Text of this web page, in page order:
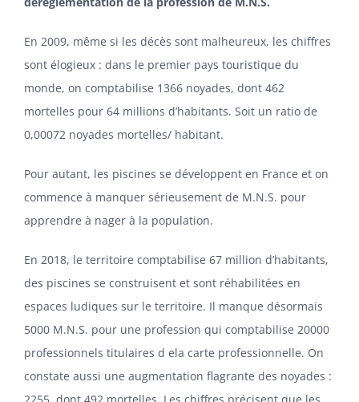
En 2009, même si les décès sont malheureux, les chiffres
sont élogieux : dans le premier pays touristique du
monde, on comptabilise 1366 noyades, dont 462
mortelles pour 64 millions d’habitants. Soit un ratio de
0,00072 noyades mortelles/ habitant.
Pour autant, les piscines se développent en France et on
commence à manquer sérieusement de M.N.S. pour
apprendre à nager à la population.
En 2018, le territoire comptabilise 67 million d’habitants,
des piscines se construisent et sont réhabilitées en
espaces ludiques sur le territoire. Il manque désormais
5000 M.N.S. pour une profession qui comptabilise 20000
professionnels titulaires d ela carte professionnelle. On
constate aussi une augmentation flagrante des noyades :